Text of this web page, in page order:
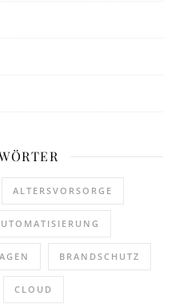
ALTERSVORSORGE
BRANDSCHUTZ
CLOUD